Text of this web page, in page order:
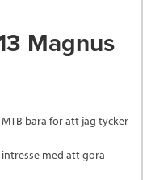
Magnus
bara för att jag tycker
med att göra